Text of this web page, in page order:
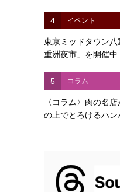
4 イベント
東京ミッドタウン
重洲夜市」を開催中
5 コラム
〈コラム〉肉の名
の上でとろけるハン